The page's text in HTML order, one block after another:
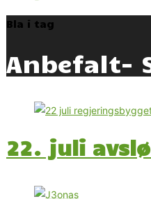
Bla i tag
Anbefalt-
22. juli